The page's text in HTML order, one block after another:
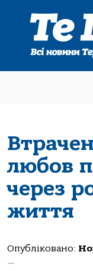
любов
через
життя
Опубліковано:
—